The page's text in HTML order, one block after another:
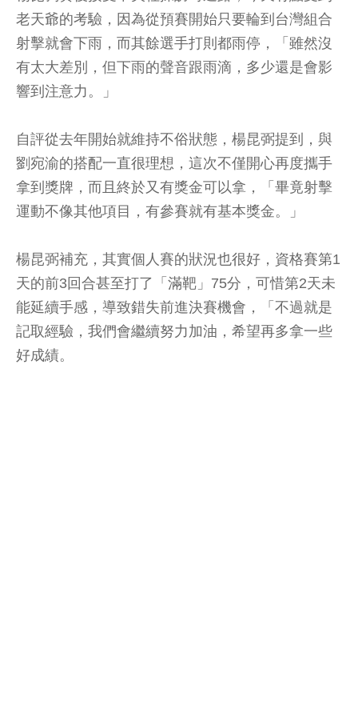
老天爺的考驗，因為從預賽開始只要輪到台灣組合
射擊就會下雨，而其餘選手打則都雨停，「雖然沒
有太大差別，但下雨的聲音跟雨滴，多少還是會影
響到注意力。」
自評從去年開始就維持不俗狀態，楊昆弼提到，與
劉宛渝的搭配一直很理想，這次不僅開心再度攜手
拿到獎牌，而且終於又有獎金可以拿，「畢竟射擊
運動不像其他項目，有參賽就有基本獎金。」
楊昆弼補充，其實個人賽的狀況也很好，資格賽第1
天的前3回合甚至打了「滿靶」75分，可惜第2天未
能延續手感，導致錯失前進決賽機會，「不過就是
記取經驗，我們會繼續努力加油，希望再多拿一些
好成績。